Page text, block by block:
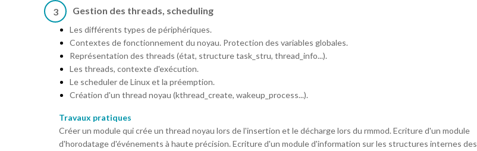
3 Gestion des threads, scheduling
Les différents types de périphériques.
Contextes de fonctionnement du noyau. Protection des variables globales.
Représentation des threads (état, structure task_stru, thread_info...).
Les threads, contexte d'exécution.
Le scheduler de Linux et la préemption.
Création d'un thread noyau (kthread_create, wakeup_process...).
Travaux pratiques
Créer un module qui crée un thread noyau lors de l'insertion et le décharge lors du rmmod. Ecriture d'un module
d'horodatage d'événements à haute précision. Ecriture d'un module d'information sur les structures internes des